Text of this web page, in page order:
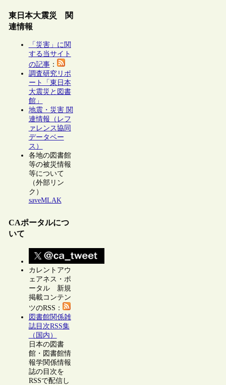
東日本大震災 関
連情報
「災害」に関
する当サイト
の記事：
調査研究リポ
ート「東日本
大震災と図書
館」
地震・災害 関
連情報（レフ
ァレンス協同
データベー
ス）
各地の図書館
等の被災情報
等について
（外部リン
ク）
saveMLAK
CAポータルにつ
いて
カレントアウ
ェアネス・ポ
ータル 新規
掲載コンテン
ツのRSS：
図書館関係雑
誌目次RSS集
（国内）
日本の図書
館・図書館情
報学関係情報
誌の目次を
RSSで配信し